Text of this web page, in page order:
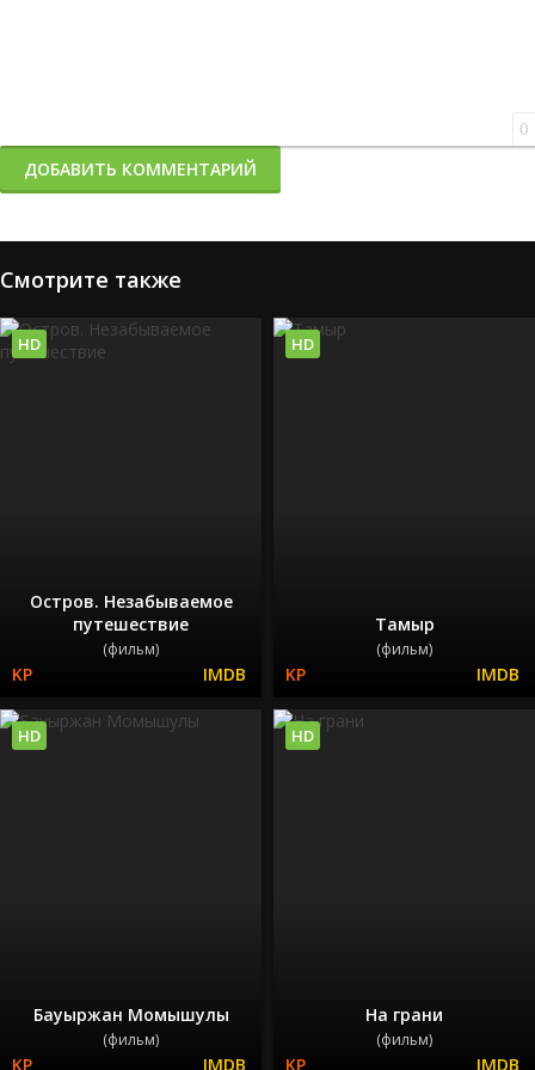
0
ДОБАВИТЬ КОММЕНТАРИЙ
Смотрите также
Остров. Незабываемое
путешествие
(фильм)
HD
Тамыр
(фильм)
HD
Бауыржан Момышулы
(фильм)
HD
На грани
(фильм)
HD